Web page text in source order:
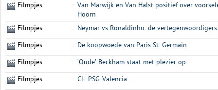
Filmpjes : Van Marwijk en Van Halst positief over
Hoorn
Filmpjes
: Neymar vs Ronaldinho: de
Filmpjes : De koopwoede van Paris St. Germain
Filmpjes : ‘Oude’ Beckham staat met plezier op
Filmpjes : CL: PSG-Valencia